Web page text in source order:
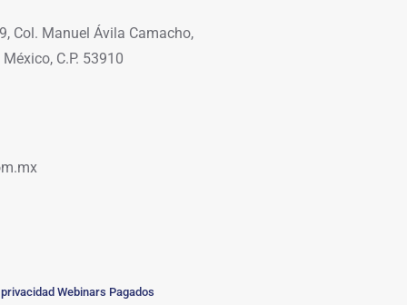
Col. Manuel Ávila Camacho,
C.P. 53910
Webinars Pagados